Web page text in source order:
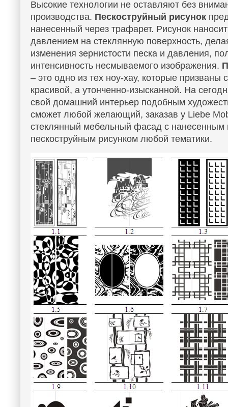
Высокие технологии не оставляют без
производства. Пескоструйный рисунок
нанесенный через трафарет. Рисунок
давлением на стеклянную поверхность,
изменения зернистости песка и давления,
интенсивность несмываемого изображения.
– это одно из тех ноу-хау, которые призваны
красивой, а утонченно-изысканной. На
свой домашний интерьер подобным
сможет любой желающий, заказав у Liebe
стеклянный мебельный фасад с нанесенным
пескоструйным рисунком любой тематики.